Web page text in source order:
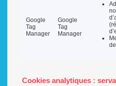
Google
Tag
Manager
Google
Tag
Manager
Cookies analytiques :